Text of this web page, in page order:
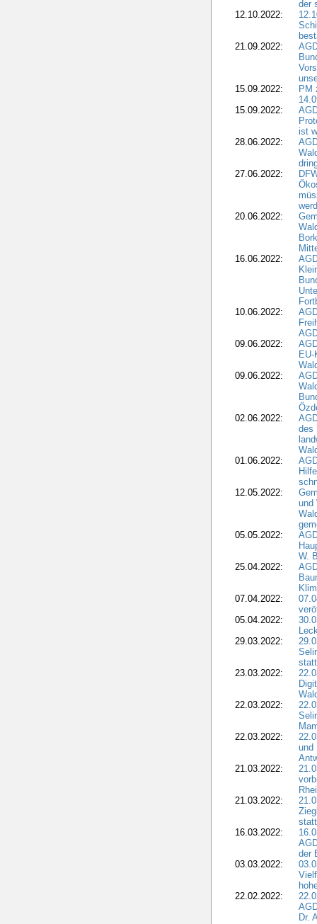
der
12.10.2022:
21.09.2022:
15.09.2022:
PM
15.09.2022:
ist
28.06.2022:
27.06.2022:
20.06.2022:
16.06.2022:
10.06.2022:
09.06.2022:
09.06.2022:
02.06.2022:
des
01.06.2022:
12.05.2022:
und
05.05.2022:
W.
25.04.2022:
07.04.2022:
05.04.2022:
29.03.2022:
23.03.2022:
22.03.2022:
22.03.2022:
und
21.03.2022:
21.03.2022:
16.03.2022:
der
03.03.2022:
22.02.2022:
Dr.